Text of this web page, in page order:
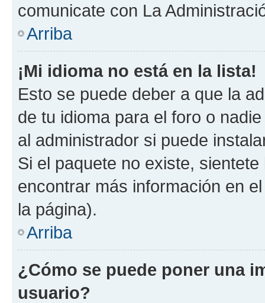
comunicate con La
Arriba
¡Mi idioma no está en la lista!
Esto se puede deber a que la
de tu idioma para el foro o
al administrador si puede
Si el paquete no existe,
encontrar más información en
la página).
Arriba
¿Cómo se puede poner una
usuario?